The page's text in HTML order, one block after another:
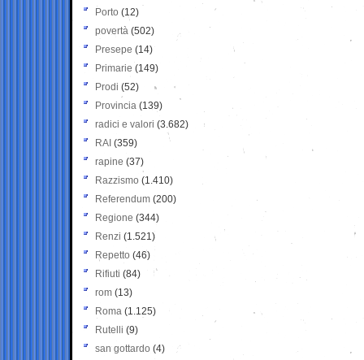
Porto (12)
povertà (502)
Presepe (14)
Primarie (149)
Prodi (52)
Provincia (139)
radici e valori (3.682)
RAI (359)
rapine (37)
Razzismo (1.410)
Referendum (200)
Regione (344)
Renzi (1.521)
Repetto (46)
Rifiuti (84)
rom (13)
Roma (1.125)
Rutelli (9)
san gottardo (4)